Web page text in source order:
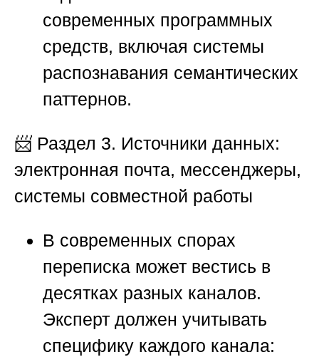
современных программных
средств, включая системы
распознавания семантических
паттернов.
📨 Раздел 3. Источники данных:
электронная почта, мессенджеры,
системы совместной работы
В современных спорах
переписка может вестись в
десятках разных каналов.
Эксперт должен учитывать
специфику каждого канала: